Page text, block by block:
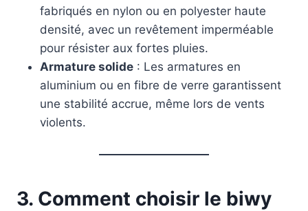
fabriqués en nylon ou en polyester haute
densité, avec un revêtement imperméable
pour résister aux fortes pluies.
Armature solide : Les armatures en
aluminium ou en fibre de verre garantissent
une stabilité accrue, même lors de vents
violents.
3. Comment choisir le biwy